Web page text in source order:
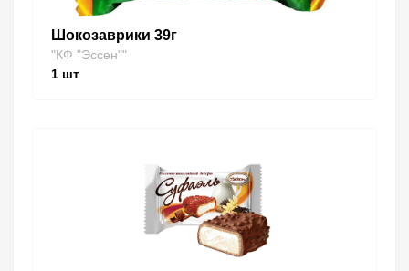
Шокозаврики 39г
"КФ "Эссен""
1 шт